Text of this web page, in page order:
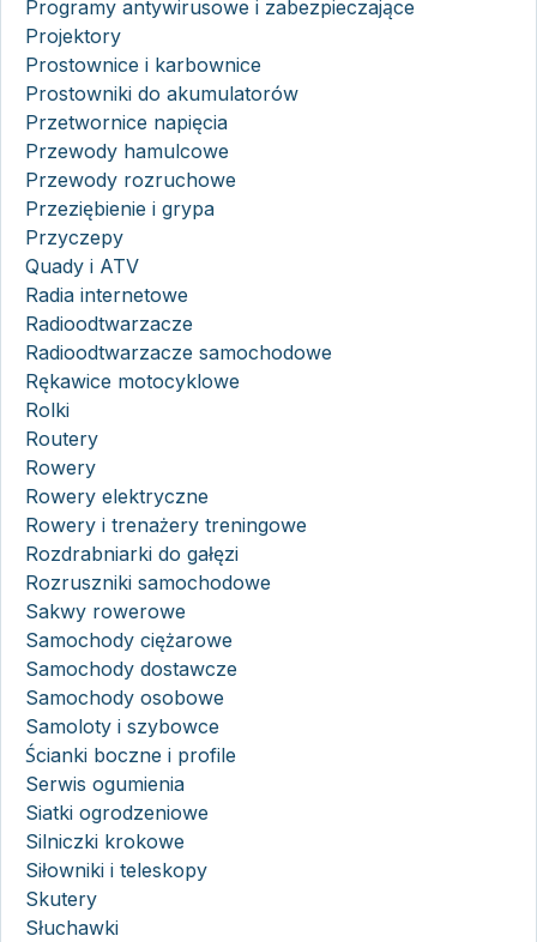
Programy antywirusowe i zabezpieczające
Projektory
Prostownice i karbownice
Prostowniki do akumulatorów
Przetwornice napięcia
Przewody hamulcowe
Przewody rozruchowe
Przeziębienie i grypa
Przyczepy
Quady i ATV
Radia internetowe
Radioodtwarzacze
Radioodtwarzacze samochodowe
Rękawice motocyklowe
Rolki
Routery
Rowery
Rowery elektryczne
Rowery i trenażery treningowe
Rozdrabniarki do gałęzi
Rozruszniki samochodowe
Sakwy rowerowe
Samochody ciężarowe
Samochody dostawcze
Samochody osobowe
Samoloty i szybowce
Ścianki boczne i profile
Serwis ogumienia
Siatki ogrodzeniowe
Silniczki krokowe
Siłowniki i teleskopy
Skutery
Słuchawki